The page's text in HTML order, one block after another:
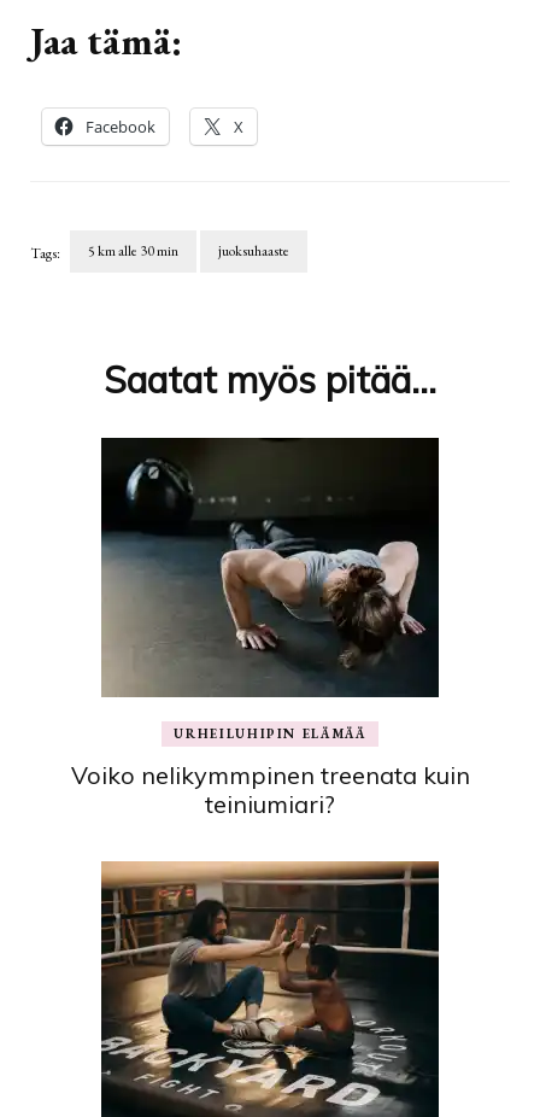
Jaa tämä:
Facebook X
Tags: 5 km alle 30 min juoksuhaaste
Saatat myös pitää...
URHEILUHIPIN ELÄMÄÄ
Voiko nelikymmpinen treenata kuin
teiniumiari?